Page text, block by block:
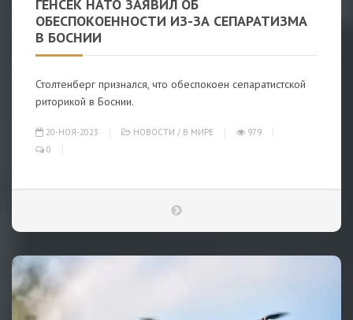
ГЕНСЕК НАТО ЗАЯВИЛ ОБ
ОБЕСПОКОЕННОСТИ ИЗ-ЗА СЕПАРАТИЗМА
В БОСНИИ
Столтенберг признался, что обеспокоен сепаратистской
риторикой в Боснии.
20-НОЯ-2023 НОВОСТИ / В МИРЕ
979
0